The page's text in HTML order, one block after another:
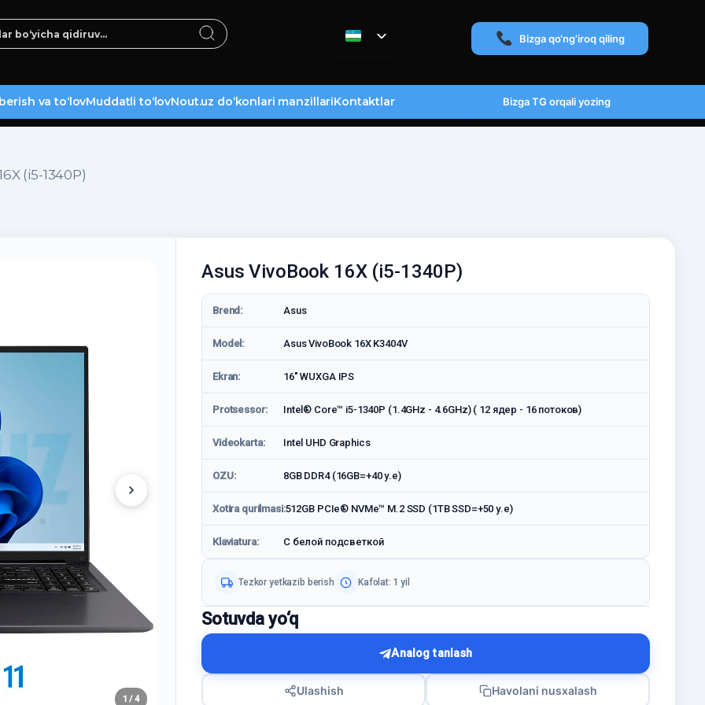
Bizga qo‘ng‘iroq qiling
va to‘lovMuddatli to‘lovNout.uz do‘konlari manzillariKontaktlar Bizga TG orqali yozing
(i5-1340P)
1 / 4
Asus VivoBook 16X (i5-1340P)
Brend: Asus
Model: Asus VivoBook 16X K3404V
Ekran: 16" WUXGA IPS
Protsessor: Intel® Core™ i5-1340P (1.4GHz - 4.6GHz) ( 12 ядер - 16 потоков)
Videokarta: Intel UHD Graphics
OZU: 8GB DDR4 (16GB=+40 у.е)
Xotira qurilmasi:512GB PCIe® NVMe™ M.2 SSD (1TB SSD=+50 у.е)
Klaviatura: С белой подсветкой
Tezkor yetkazib berish Kafolat: 1 yil
Sotuvda yo‘q
Analog tanlash
Ulashish Havolani nusxalash